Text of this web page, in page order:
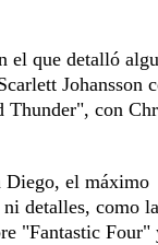
el que detalló
Johansson
Thunder", con
Diego, el máximo
ni detalles, como la
"Fantastic Four"